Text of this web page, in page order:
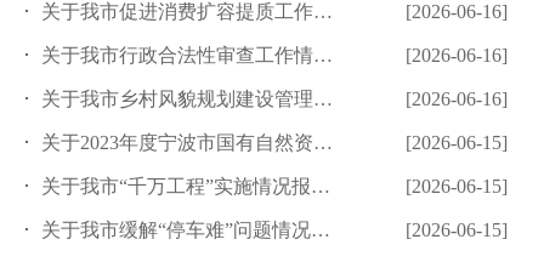
关于我市促进消费扩容提质工作情况报告的审议意见研究处理情况的... [2026-06-16]
关于我市行政合法性审查工作情况报告的审议意见研究处理情况的报... [2026-06-16]
关于我市乡村风貌规划建设管理工作情况报告的审议意见研究处理情... [2026-06-16]
关于2023年度宁波市国有自然资源资产管理情况专项报告的审议... [2026-06-15]
关于我市“千万工程”实施情况报告的审议意见研究处理情况的报告 [2026-06-15]
关于我市缓解“停车难”问题情况报告的审议意见研究处理情况的报... [2026-06-15]